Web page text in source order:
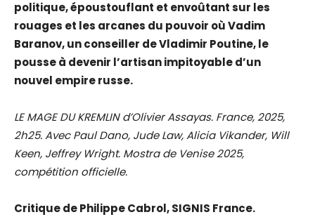
politique, époustouflant et envoûtant sur les
rouages et les arcanes du pouvoir où Vadim
Baranov, un conseiller de Vladimir Poutine, le
pousse à devenir l’artisan impitoyable d’un
nouvel empire russe.
LE MAGE DU KREMLIN d’Olivier Assayas. France, 2025,
2h25. Avec Paul Dano, Jude Law, Alicia Vikander, Will
Keen, Jeffrey Wright. Mostra de Venise 2025,
compétition officielle.
Critique de Philippe Cabrol, SIGNIS France.